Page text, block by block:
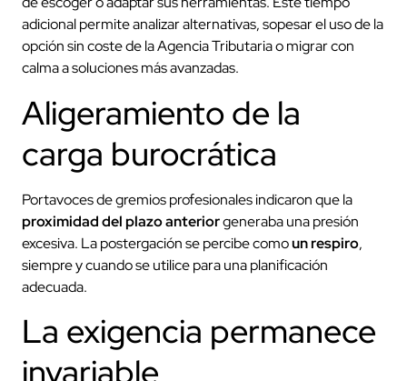
adicional permite analizar alternativas, sopesar el uso de la
opción sin coste de la Agencia Tributaria o migrar con
calma a soluciones más avanzadas.
Aligeramiento de la
carga burocrática
Portavoces de gremios profesionales indicaron que la
proximidad del plazo anteriorgeneraba una presión
excesiva. La postergación se percibe comoun respiro,
siempre y cuando se utilice para una planificación
adecuada.
La exigencia permanece
invariable